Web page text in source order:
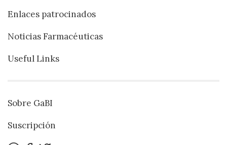
Enlaces patrocinados
Noticias Farmacéuticas
Useful Links
Sobre GaBI
Suscripción